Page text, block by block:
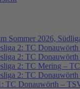
Sommer 2026,
2: TC
2: TC Donauwörth
2: TC Mering –
2: TC
TC Donauwörth –